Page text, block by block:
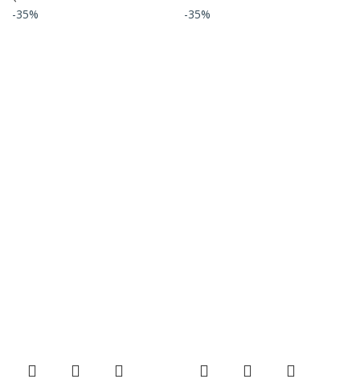
-35% -35%